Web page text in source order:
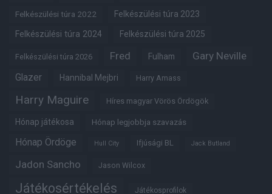
Felkészülési túra 2022 Felkészülési túra 2023
Felkészülési túra 2024 Felkészülési túra 2025
Felkészülési túra 2026 Fred Fulham Gary Neville
Glazer Hannibal Mejbri Harry Amass
Harry Maguire Híres magyar Vörös Ördögök
Hónap játékosa Hónap legjobbja szavazás
Hónap Ördöge Hull City Ifjúsági BL Jack Butland
Jadon Sancho Jason Wilcox
Játékosértékelés Játékosprofilok